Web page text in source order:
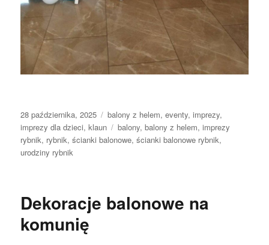
Data
publikacji
28 października, 2025 Kategorie
balony z helem,eventy,imprezy,
imprezy dla dzieci,klaun Tagi
balony,balony z helem,imprezy
rybnik, rybnik,ścianki balonowe,ścianki balonowe rybnik,
urodziny rybnik
Dekoracje balonowe na
komunię